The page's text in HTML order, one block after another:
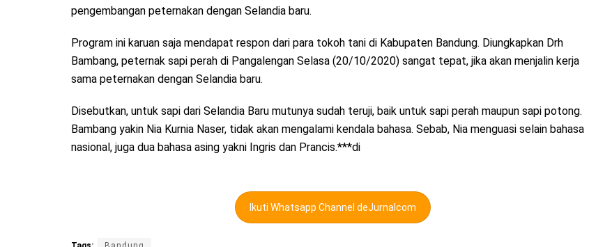
pengembangan peternakan dengan Selandia baru.
Program ini karuan saja mendapat respon dari para tokoh tani di Kabupaten Bandung. Diungkapkan Drh
Bambang, peternak sapi perah di Pangalengan Selasa (20/10/2020) sangat tepat, jika akan menjalin kerja
sama peternakan dengan Selandia baru.
Disebutkan, untuk sapi dari Selandia Baru mutunya sudah teruji, baik untuk sapi perah maupun sapi potong.
Bambang yakin Nia Kurnia Naser, tidak akan mengalami kendala bahasa. Sebab, Nia menguasi selain bahasa
nasional, juga dua bahasa asing yakni Ingris dan Prancis.***di
Ikuti Whatsapp Channel deJurnalcom